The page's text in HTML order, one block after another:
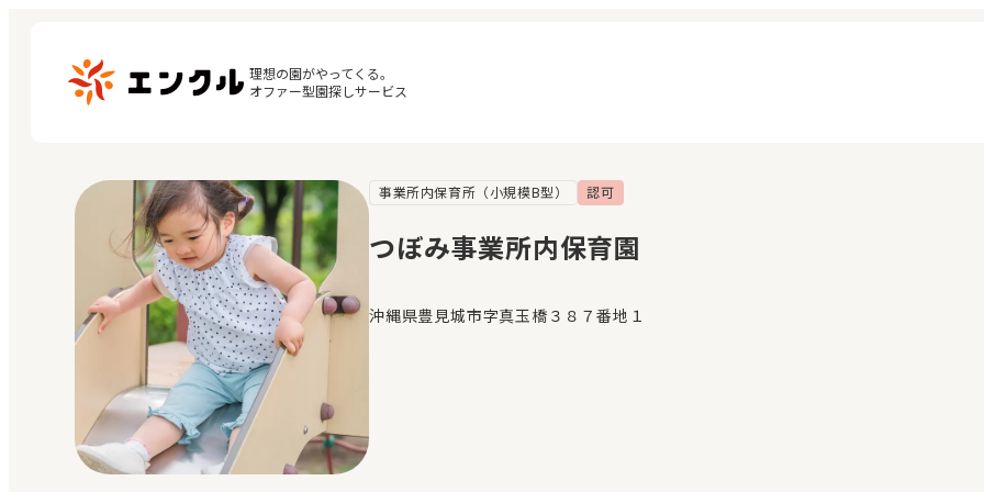
理想の園がやってくる。
オファー型園探しサービス
保育園・幼稚園を探す
地図から探す
地域から探す
マイページ
閲覧履歴
お気に入り
事業所内保育所（小規模B型） 認可
つぼみ事業所内保育園
沖縄県豊見城市字真玉橋３８７番地１